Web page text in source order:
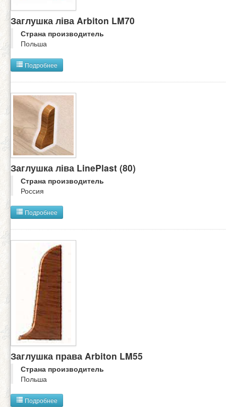
Заглушка ліва Arbiton LM70
Страна производитель
Польша
Подробнее
Заглушка ліва LinePlast (80)
Страна производитель
Россия
Подробнее
Заглушка права Arbiton LM55
Страна производитель
Польша
Подробнее